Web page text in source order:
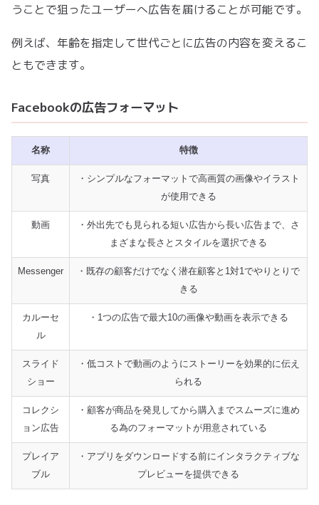
うことで狙ったユーザーへ広告を届けることが可能です。
例えば、年齢を指定して世代ごとに広告の内容を変えるこ
ともできます。
Facebookの広告フォーマット
名称 特徴
写真
・シンプルなフォーマットで高画質の画像やイラスト
が使用できる
動画
・外出先でも見られる短い広告から長い広告まで、さ
まざまな長さとスタイルを選択できる
Messenger
・既存の顧客だけでなく潜在顧客と1対1でやりとりで
きる
カルーセ
ル
・1つの広告で最大10の画像や動画を表示できる
スライド
ショー
・低コストで動画のようにストーリーを効果的に伝え
られる
コレクシ
ョン広告
・顧客が商品を発見してから購入までスムーズに進め
る為のフォーマットが用意されている
プレイア
ブル
・アプリをダウンロードする前にインタラクティブな
プレビューを提供できる